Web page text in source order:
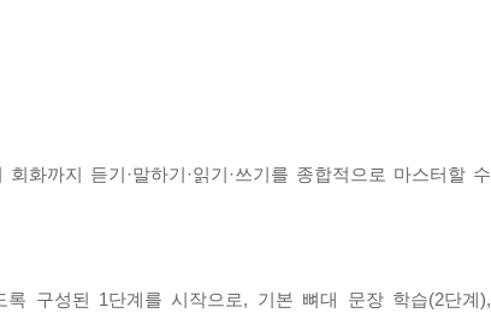
화까지 듣기·말하기·읽기·쓰기를 종합적으로 마스터할 수
구성된 1단계를 시작으로, 기본 뼈대 문장 학습(2단계),